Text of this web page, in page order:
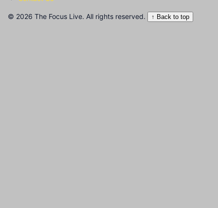
© 2026 The Focus Live. All rights reserved. ↑ Back to top